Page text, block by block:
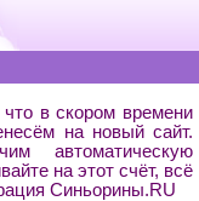
в скором времени
на новый сайт.
автоматическую
на этот счёт, всё
Синьорины.RU